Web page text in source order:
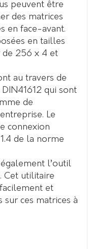
peuvent être
des matrices
en face-avant.
en tailles
256 x 4 et
au travers de
qui sont
de
Le
connexion
de la norme
l’outil
Cet utilitaire
et
ces matrices à